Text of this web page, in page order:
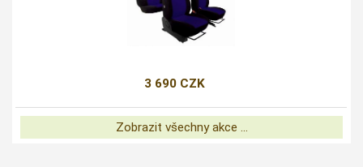
3 690 CZK
Zobrazit všechny akce ...